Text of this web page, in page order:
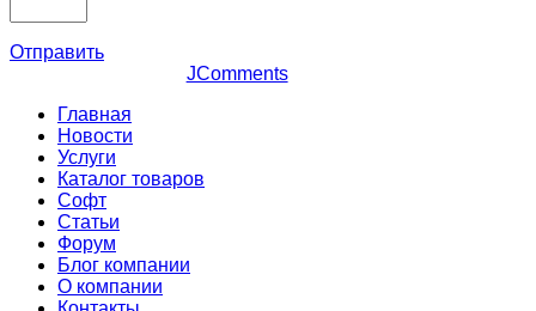
Отправить
JComments
Главная
Новости
Услуги
Каталог товаров
Софт
Статьи
Форум
Блог компании
О компании